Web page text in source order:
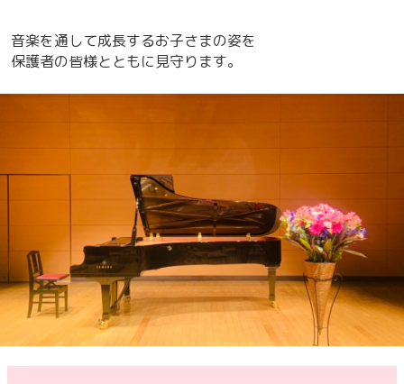
音楽を通して成長するお子さまの姿を
保護者の皆様とともに見守ります。